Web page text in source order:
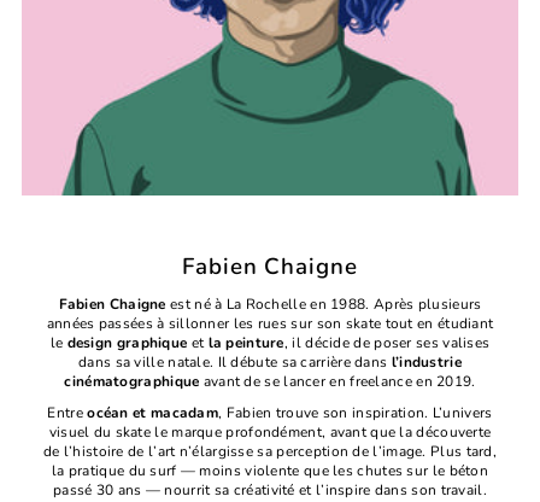
Fabien Chaigne
Fabien Chaigne est né à La Rochelle en 1988. Après plusieurs
années passées à sillonner les rues sur son skate tout en étudiant
le design graphique etla peinture, il décide de poser ses valises
dans sa ville natale. Il débute sa carrière dans l’industrie
cinématographique avant de se lancer en freelance en 2019.
Entreocéan et macadam, Fabien trouve son inspiration. L’univers
visuel du skate le marque profondément, avant que la découverte
de l’histoire de l’art n’élargisse sa perception de l’image. Plus tard,
la pratique du surf — moins violente que les chutes sur le béton
passé 30 ans — nourrit sa créativité et l’inspire dans son travail.